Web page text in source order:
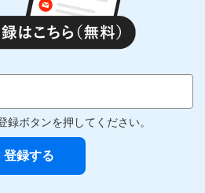
録ボタンを押してください。